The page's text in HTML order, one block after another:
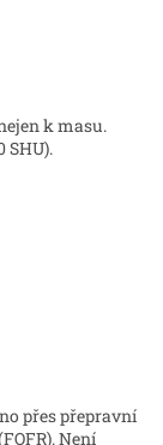
k masu.
SHU).
přes přepravní
Není